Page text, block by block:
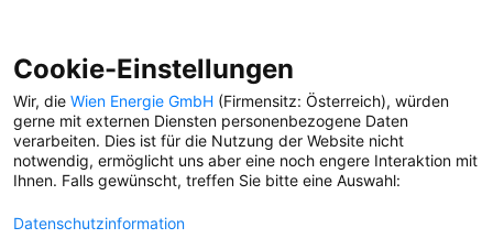
Cookie-Einstellungen
Wir, die Wien Energie GmbH (Firmensitz: Österreich), würden
gerne mit externen Diensten personenbezogene Daten
verarbeiten. Dies ist für die Nutzung der Website nicht
notwendig, ermöglicht uns aber eine noch engere Interaktion mit
Ihnen. Falls gewünscht, treffen Sie bitte eine Auswahl:
Datenschutzinformation